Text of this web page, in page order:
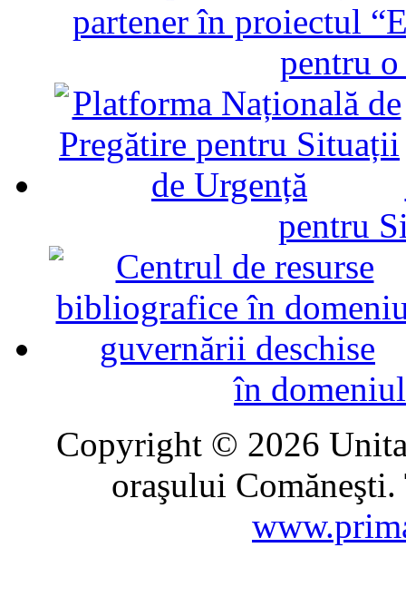
partener în proiectul
pentru
pentru
în
Copyright © 2026
oraşului